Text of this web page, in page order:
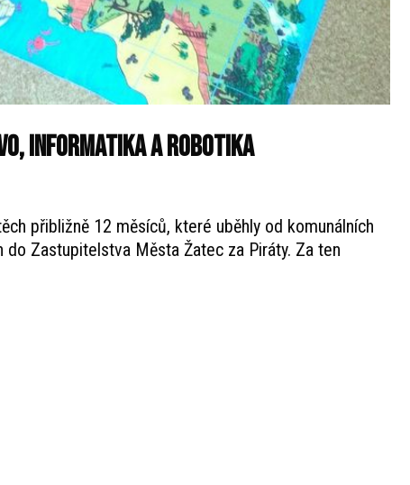
informatika a robotika
přibližně 12 měsíců, které uběhly od komunálních
Zastupitelstva Města Žatec za Piráty. Za ten